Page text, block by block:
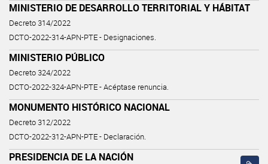
MINISTERIO DE DESARROLLO TERRITORIAL Y HÁBITAT
Decreto 314/2022
DCTO-2022-314-APN-PTE - Designaciones.
MINISTERIO PÚBLICO
Decreto 324/2022
DCTO-2022-324-APN-PTE - Acéptase renuncia.
MONUMENTO HISTÓRICO NACIONAL
Decreto 312/2022
DCTO-2022-312-APN-PTE - Declaración.
PRESIDENCIA DE LA NACIÓN